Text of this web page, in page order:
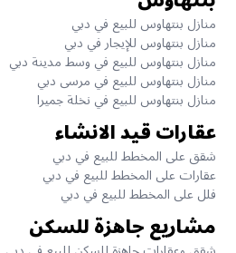
منازل بنتهاوس للبيع في دبي
منازل بنتهاوس للإيجار في دبي
منازل بنتهاوس للبيع في وسط مدينة دبي
منازل بنتهاوس للبيع في مرسى دبي
منازل بنتهاوس للبيع في نخلة جميرا
عقارات قيد الانشاء
شقق على المخطط للبيع في دبي
عقارات على المخطط للبيع في دبي
فلل على المخطط للبيع في دبي
مشاريع جاهزة للسكن